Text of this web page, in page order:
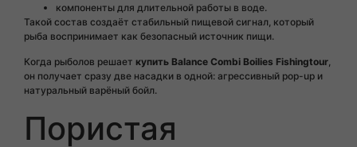
компоненты для длительной работы в воде.
Такой состав создаёт стабильный пищевой сигнал, который
рыба воспринимает как безопасный источник пищи.
Когда рыболов решает купить Balance Combi Boilies Fishingtour,
он получает сразу две насадки в одной: агрессивный pop-up и
натуральный варёный бойл.
Пористая